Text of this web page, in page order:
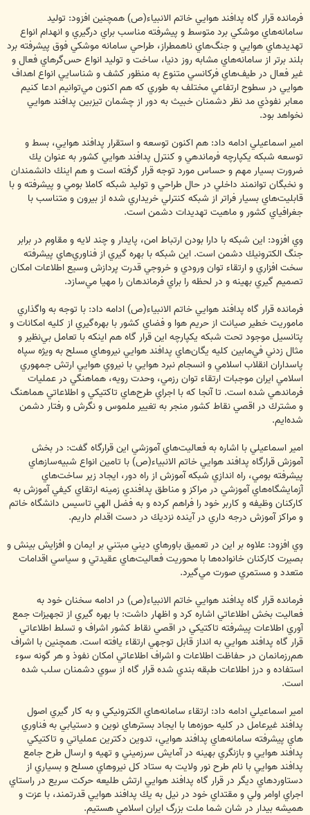
فرمانده قرار گاه پدافند هوايي خاتم الانبياء(ص) همچنين افزود: توليد
سامانه‌هاي موشكي برد متوسط و پيشرفته مناسب براي درگيري و انهدام انواع
تهديدهاي هوايي و جنگ‌هاي ناهمطراز، طراحي سامانه موشكي فوق پيشرفته برد
بلند برتر از سامانه‌هاي مشابه روز دنيا، ساخت و توليد انواع حس‌گرهاي فعال و
غير فعال در طيف‌هاي فركانسي متنوع به منظور كشف و شناسايي انواع اهداف
هوايي در سطوح ارتفاعي مختلف به طوري كه هم اكنون مي‌توانيم ادعا كنيم
معابر نفوذي مد نظر دشمنان خبيث به دور از چشمان تيزبين پدافند هوايي
نخواهد بود.
امير اسماعيلي ادامه داد: هم اكنون توسعه و استقرار پدافند هوايي، بسط و
توسعه شبكه يكپارچه فرماندهي و كنترل پدافند هوايي كشور به عنوان يك
ضرورت بسيار مهم و حساس مورد توجه قرار گرفته است و هم اينك دانشمندان
و نخبگان توانمند داخلي در حال طراحي و توليد شبكه كاملا بومي و پيشرفته و با
قابليت‌هاي بسيار فراتر از شبكه كنترلي خريداري شده از بيرون و متناسب با
جغرافياي كشور و ماهيت تهديدات دشمن است.
وي افزود: اين شبكه با دارا بودن ارتباط امن، پايدار و چند لايه و مقاوم در برابر
جنگ الكترونيك دشمن است. اين شبكه با بهره گيري از فناوري‌هاي پيشرفته
سخت افزاري و ارتقاء توان ورودي و خروجي قدرت پردازش وسيع اطلاعات امكان
تصميم گيري بهينه و در لحظه را براي فرماندهان را مهيا مي‌سازد.
فرمانده قرار گاه پدافند هوايي خاتم الانبياء(ص) ادامه داد: با توجه به واگذاري
ماموريت خطير صيانت از حريم هوا و فضاي كشور با بهره‌گيري از كليه امكانات و
پتانسيل موجود تحت شبكه يكپارچه اين قرار گاه هم اينكه با تعامل بي‌نظير و
مثال زدني في‌مابين كليه يگان‌هاي پدافند هوايي نيروهاي مسلح به ويژه سپاه
پاسداران انقلاب اسلامي و انسجام نبرد هوايي با نيروي هوايي ارتش جمهوري
اسلامي ايران موجبات ارتقاء توان رزمي، وحدت رويه، هماهنگي در عمليات
فرماندهي شده است. تا آنجا كه با اجراي طرح‌هاي تاكتيكي و اطلاعاتي هماهنگ
و مشترك در اقصي نقاط كشور منجر به تغيير ملموس و نگرش و رفتار دشمن
شده‌ايم.
امير اسماعيلي با اشاره به فعاليت‌هاي آموزشي اين قرارگاه گفت: در بخش
آموزش قرارگاه پدافند هوايي خاتم الانبياء(ص) با تامين انواع شبيه‌ساز‌هاي
پيشرفته بومي، راه اندازي شبكه آموزش از راه دور، ايجاد زير ساخت‌هاي
آزمايشگاه‌هاي آموزشي در مراكز و مناطق پدافندي زمينه ارتقاي كيفي آموزش به
كاركنان وظيفه و كاربر خود را فراهم كرده و به فضل الهي تاسيس دانشگاه خاتم
و مراكز آموزش درجه داري در آينده نزديك در دست اقدام داريم.
وي افزود: علاوه بر اين در تعميق باورهاي ديني مبتني بر ايمان و افزايش بينش و
بصيرت كاركنان خانواده‌ها با محوريت فعاليت‌‌هاي عقيدتي و سياسي اقدامات
متعدد و مستمري صورت مي‌گيرد.
فرمانده قرار گاه پدافند هوايي خاتم الانبياء(ص) در ادامه سخنان خود به
فعاليت‌ بخش اطلاعاتي اشاره كرد و اظهار داشت: با بهره گيري از تجهيزات جمع
آوري اطلاعات پيشرفته تاكتيكي در اقصي نقاط كشور اشراف و تسلط اطلاعاتي
قرار گاه پدافند هوايي به انداز قابل توجهي ارتقاء يافته است. همچنين با اشراف
هم‌رزمانمان در حفاظت اطلاعات و اشراف اطلاعاتي امكان نفوذ و هر گونه سوء
استفاده و درز اطلاعات طبقه بندي شده قرار گاه از سوي دشمنان سلب شده
است.
امير اسماعيلي ادامه داد: ارتقاء سامانه‌هاي الكترونيكي و به كار گيري اصول
پدافند غيرعامل در كليه حوزه‌ها با ايجاد بسترهاي نوين و دستيابي به فناوري
هاي پيشرفته سامانه‌هاي پدافند هوايي، تدوين دكترين عملياتي و تاكتيكي
پدافند هوايي و بازنگري بهينه در آمايش سرزميني و تهيه و ارسال طرح جامع
پدافند هوايي با نام طرح نور ولايت به ستاد كل نيروهاي مسلح و بسياري از
دستاوردهاي ديگر در قرار گاه پدافند هوايي ارتش طليعه حركت سريع در راستاي
اجراي اوامر ولي و مقتداي خود در نيل به يك پدافند هوايي قدرتمند، با عزت و
هميشه بيدار در شان شما ملت بزرگ ايران اسلامي هستيم.